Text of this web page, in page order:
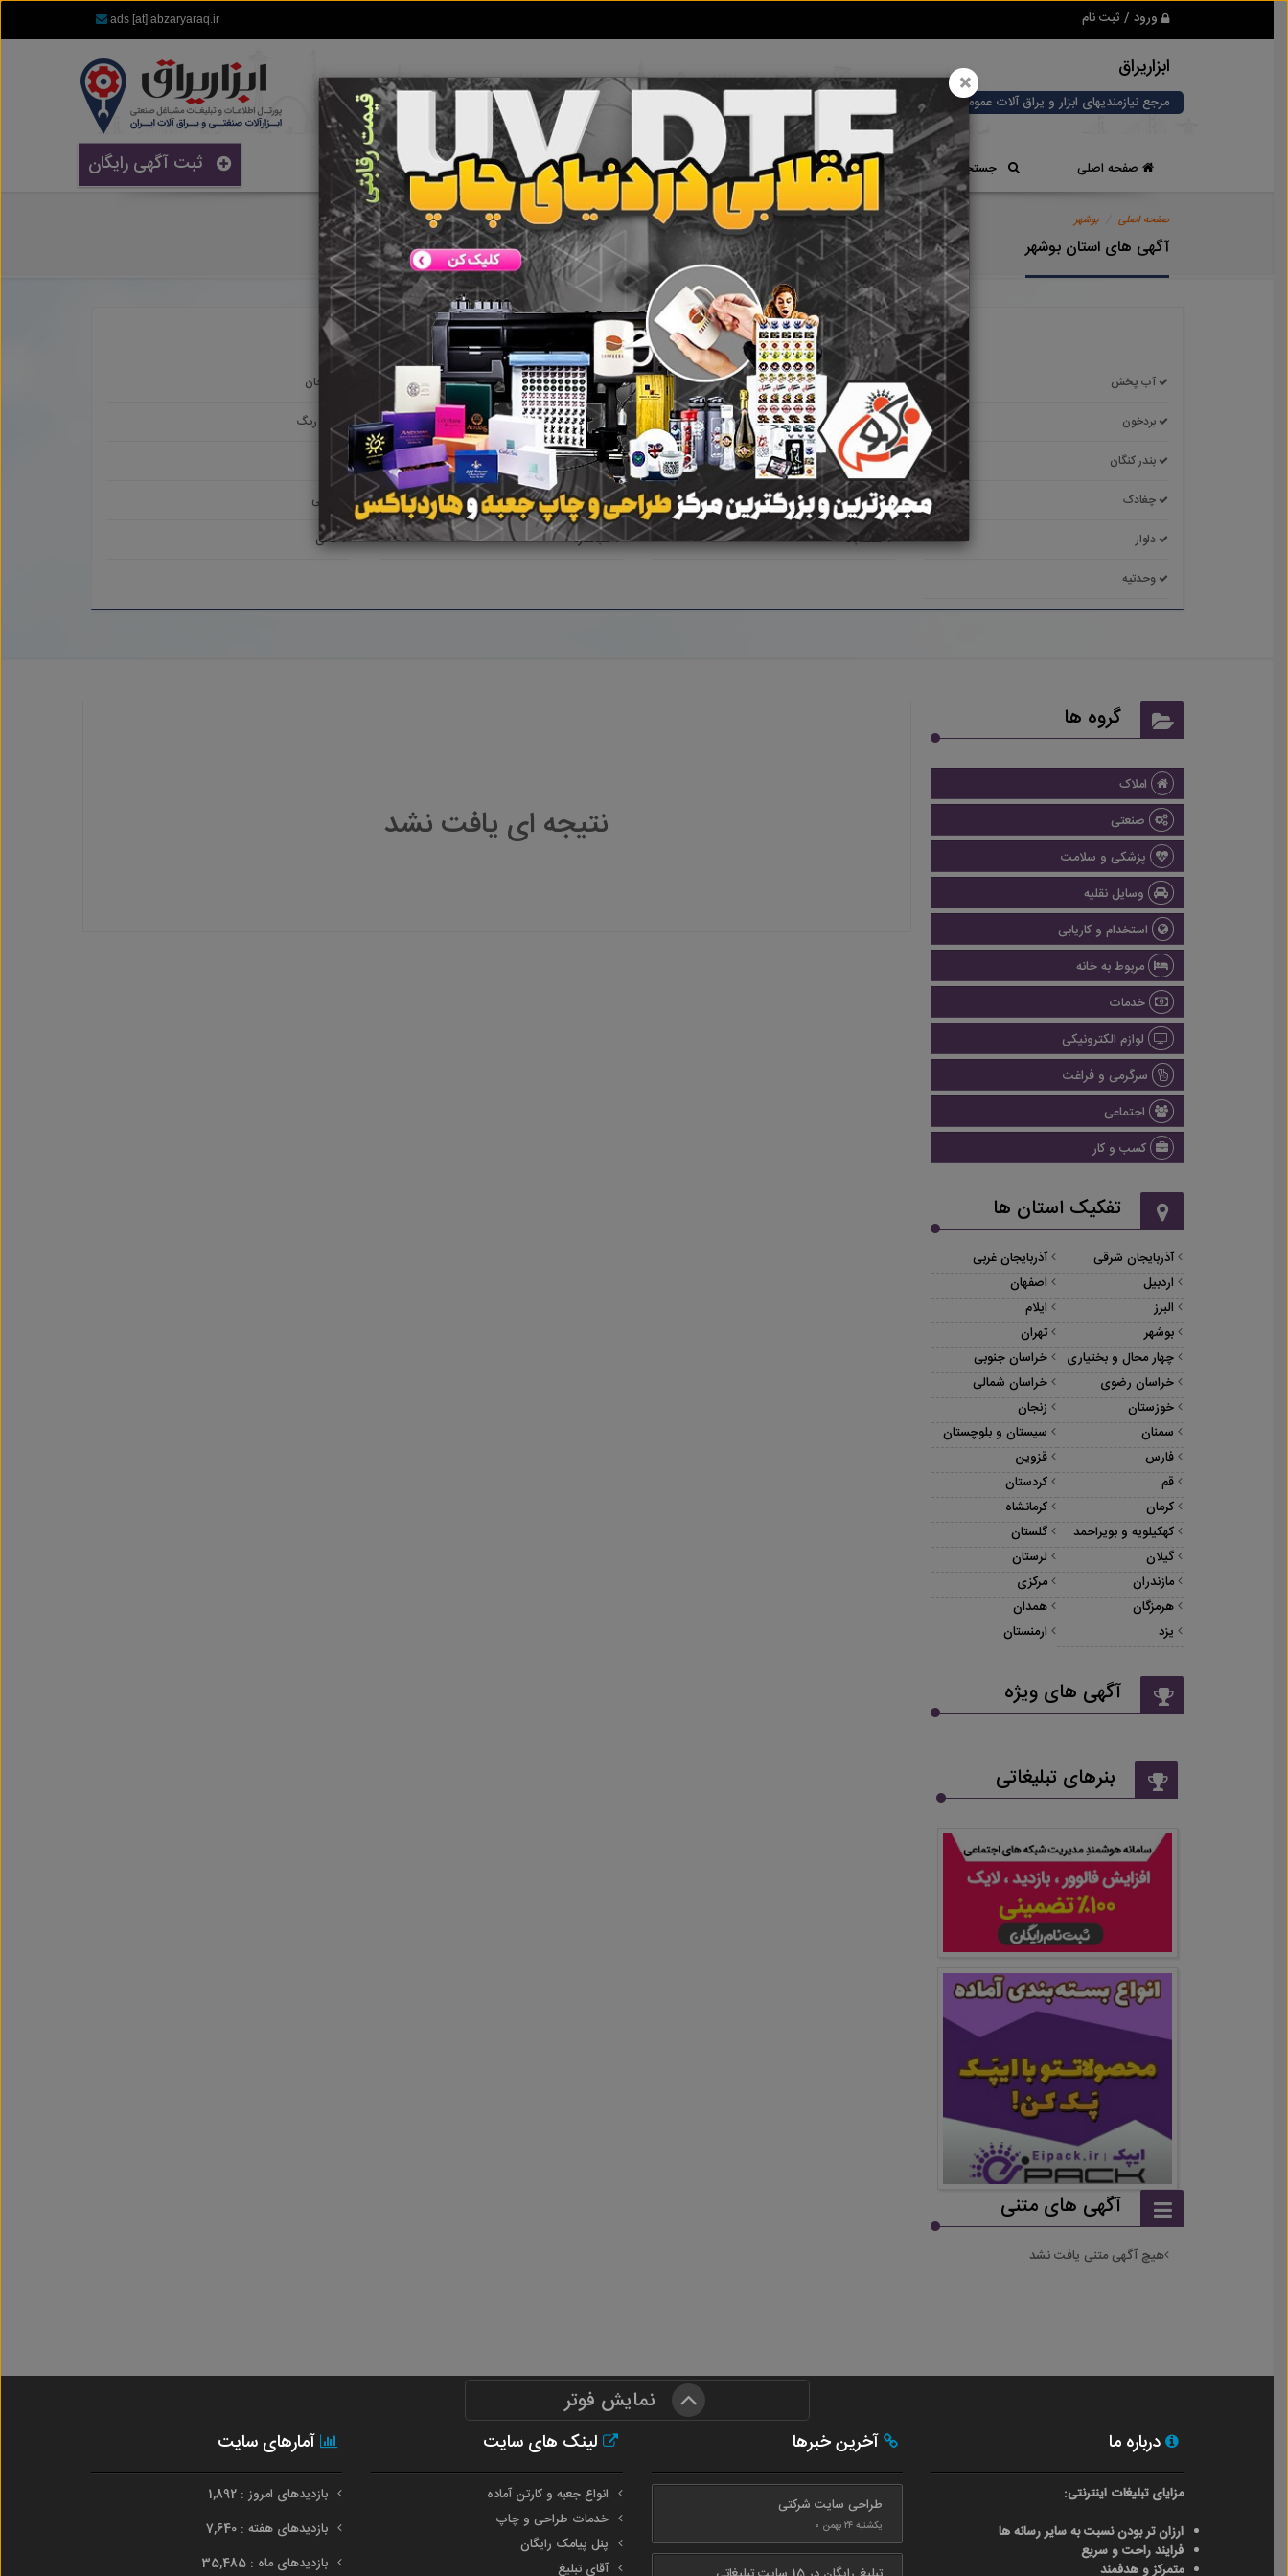
ورود / ثبت نام ads [at] abzaryaraq.ir
ابزاریراق
مرجع نیازمندیهای ابزار و یراق آلات عمومی و صنعتی
صفحه اصلی جستجوی سریع تعرفه آگهی ها خبرهای سایت تماس با ما ثبت آگهی رایگان
صفحه اصلی بوشهر
آگهی های استان بوشهر
بوشهر
آب پخش آبدان امام حسن برازجان
بردخون بندر دیر بندر دیلم بندر ریگ
بندر کنگان بندر گناوه بوشهر جم
چغادک خارک خورموج دالکی
دلوار سعدآباد شبانکاره کاکی
وحدتیه
نتیجه ای یافت نشد
گروه ها
املاک
صنعتی
پزشکی و سلامت
وسایل نقلیه
استخدام و کاریابی
مربوط به خانه
خدمات
لوازم الکترونیکی
سرگرمی و فراغت
اجتماعی
کسب و کار
تفکیک استان ها
آذربایجان شرقی
آذربایجان غربی
اردبیل
اصفهان
البرز
ایلام
بوشهر
تهران
چهار محال و بختیاری
خراسان جنوبی
خراسان رضوی
خراسان شمالی
خوزستان
زنجان
سمنان
سیستان و بلوچستان
فارس
قزوین
قم
کردستان
کرمان
کرمانشاه
کهکیلویه و بویراحمد
گلستان
گیلان
لرستان
مازندران
مرکزی
هرمزگان
همدان
یزد
ارمنستان
آگهی های ویژه
بنرهای تبلیغاتی
آگهی های متنی
هیچ آگهی متنی یافت نشد
نمایش فوتر
درباره ما
مزایای تبلیغات اینترنتی:
ارزان تر بودن نسبت به سایر رسانه ها
فرایند راحت و سریع
متمرکز و هدفمند
آخرین خبرها
طراحی سایت شرکتی
یکشنبه ۲۴ بهمن ۰
لینک های سایت
انواع جعبه و کارتن آماده
خدمات طراحی و چاپ
پنل پیامک رایگان
آقای تبلیغ
آمارهای سایت
بازدیدهای امروز : 1,892
بازدیدهای هفته : 7,640
بازدیدهای ماه : 35,485
×